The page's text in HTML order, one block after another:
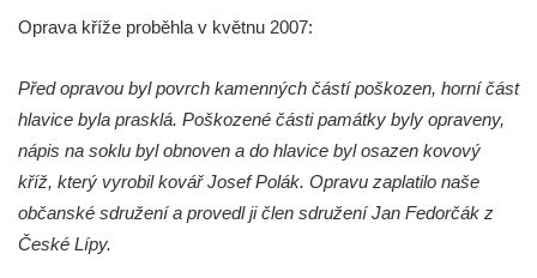
Kříž na návsi v Dolním Třeboníně
Kříž na návsi v Plavu
Boží muka v Plavu
Kříž u Obrázku severovýchodně od
Práchně
Kříž na rozcestí u domu čp. 283 v Dolním
Oprava kříže proběhla v květnu 2007:
Před opravou byl povrch kamenných částí poškozen, horní část
hlavice byla prasklá. Poškozené části památky byly opraveny,
nápis na soklu byl obnoven a do hlavice byl osazen kovový
kříž, který vyrobil kovář Josef Polák. Opravu zaplatilo naše
občanské sdružení a provedl ji člen sdružení Jan Fedorčák z
České Lípy.